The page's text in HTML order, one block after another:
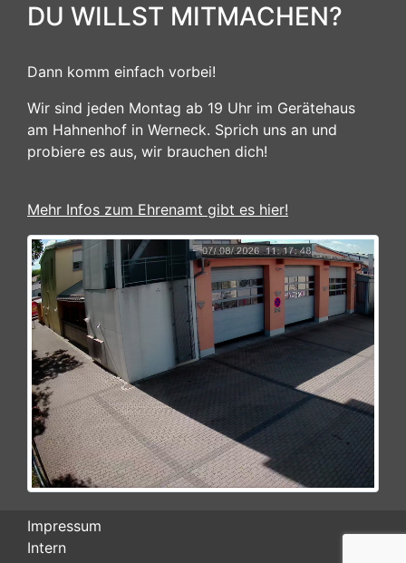
DU WILLST MITMACHEN?
Dann komm einfach vorbei!
Wir sind jeden Montag ab 19 Uhr im Gerätehaus
am Hahnenhof in Werneck. Sprich uns an und
probiere es aus, wir brauchen dich!
Mehr Infos zum Ehrenamt gibt es hier!
Impressum
Intern